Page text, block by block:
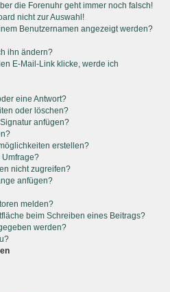
die Forenuhr geht immer noch falsch!
nicht zur Auswahl!
Benutzernamen angezeigt werden?
ihn ändern?
E-Mail-Link klicke, werde ich
eine Antwort?
oder löschen?
anfügen?
erstellen?
nicht zugreifen?
anfügen?
melden?
beim Schreiben eines Beitrags?
werden?